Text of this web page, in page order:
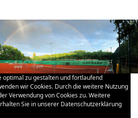
optimal zu gestalten und fortlaufend
wir Cookies. Durch die weitere Nutzung
Verwendung von Cookies zu. Weitere
Sie in unserer Datenschutzerklärung